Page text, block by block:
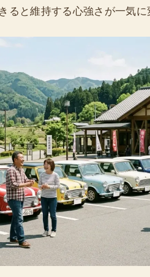
ると維持する心強さが一気に